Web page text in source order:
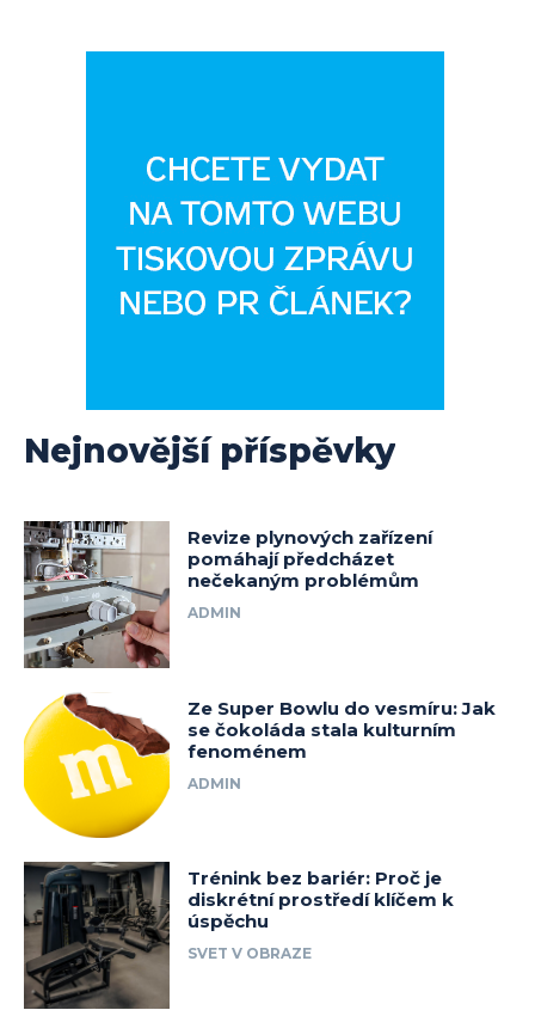
Nejnovější příspěvky
Revize plynových zařízení
pomáhají předcházet
nečekaným problémům
ADMIN
Ze Super Bowlu do vesmíru: Jak
se čokoláda stala kulturním
fenoménem
ADMIN
Trénink bez bariér: Proč je
diskrétní prostředí klíčem k
úspěchu
SVET V OBRAZE